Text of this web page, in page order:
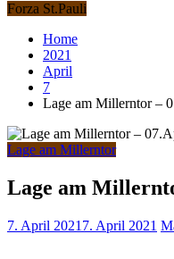
Forza St.Pauli
Home
2021
April
7
Lage am Millerntor –
Lage am Millerntor
Lage am
7. April 2021 7. April 2021